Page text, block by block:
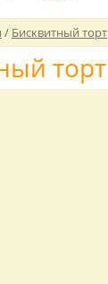
/ Бисквитный торт
торт